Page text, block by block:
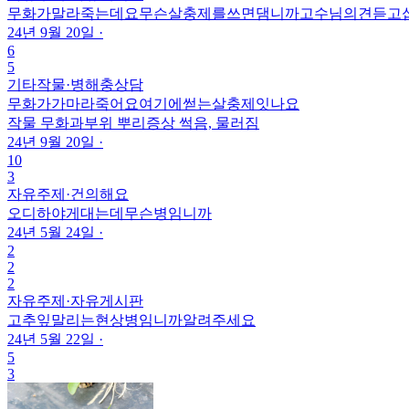
무화가말라죽는데요무슨살충제를쓰면댐니까고수님의견듣고
24년 9월 20일 ·
6
5
기타작물·병해충상담
무화가가마라죽어요여기에썯는살충제잇나요
작물 무화과부위 뿌리 증상 썩음, 물러짐
24년 9월 20일 ·
10
3
자유주제 ·건의해요
오디하야게대는데무슨병임니까
24년 5월 24일 ·
2
2
2
자유주제 ·자유게시판
고추잎말리는현상병임니까알려주세요
24년 5월 22일 ·
5
3